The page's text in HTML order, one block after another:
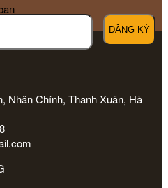
Nhân Chính, Thanh Xuân, Hà